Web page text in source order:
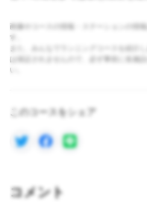
画像やコースの情報・ステーションの情
す。
また、みんなでランニングコースを紹介
は保証されませんので、必ず事前に各施
い。
このコースをシェア
コメント